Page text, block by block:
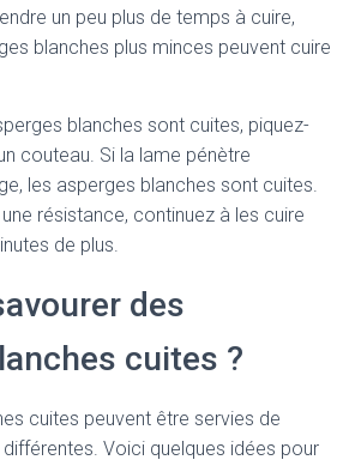
un peu plus de temps à cuire,
blanches plus minces peuvent cuire
blanches sont cuites, piquez-
couteau. Si la lame pénètre
les asperges blanches sont cuites.
résistance, continuez à les cuire
de plus.
des
cuites ?
cuites peuvent être servies de
Voici quelques idées pour